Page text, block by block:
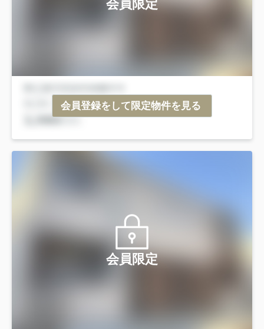
会員限定
会員登録をして限定物件を見る
会員限定